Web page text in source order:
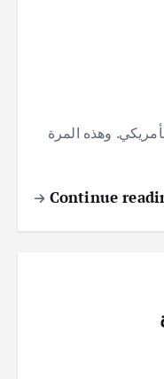
وهذه المرة
Continue